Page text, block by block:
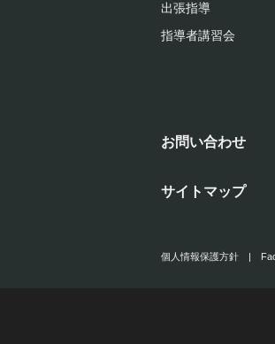
出張指導
指導者講習会
お問い合わせ
サイトマップ
個人情報保護方針 |